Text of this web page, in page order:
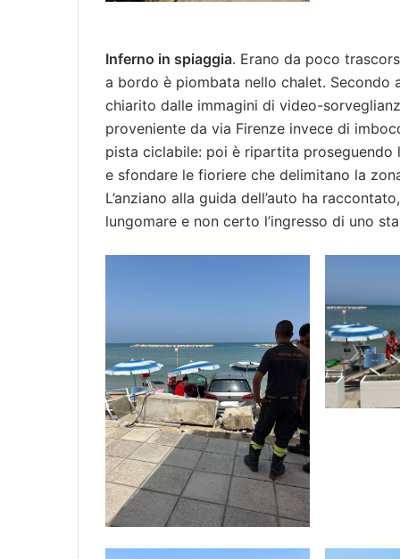
Inferno in spiaggia. Erano da poco
a bordo è piombata nello chalet. Secondo
chiarito dalle immagini di video-
proveniente da via Firenze invece di
pista ciclabile: poi è ripartita
e sfondare le fioriere che delimitano la
L’anziano alla guida dell’auto ha
lungomare e non certo l’ingresso di uno